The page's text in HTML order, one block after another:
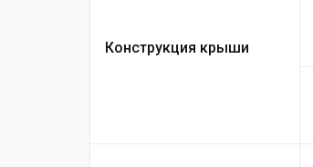
Конструкция крыши